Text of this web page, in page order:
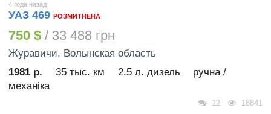
4 года назад
УАЗ 469 РОЗМИТНЕНА
750 $ / 33 488 грн
Журавичи, Волынская область
1981 р.
35 тыс. км 2.5 л. дизель
ручна /
механіка
12 18841